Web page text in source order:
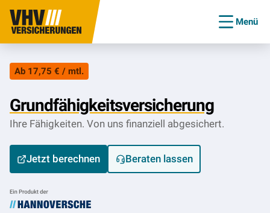
Menü
Ab 17,75 € / mtl.
Grundfähigkeitsversicherung
Ihre Fähigkeiten. Von uns finanziell abgesichert.
Jetzt berechnen Beraten lassen